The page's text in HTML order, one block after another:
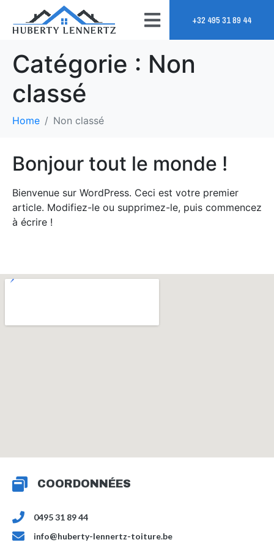
+32 495 31 89 44
Catégorie : Non
classé
Home Non classé
Bonjour tout le monde !
Bienvenue sur WordPress. Ceci est votre premier
article. Modifiez-le ou supprimez-le, puis commencez
à écrire !
COORDONNÉES
0495 31 89 44
info@huberty-lennertz-toiture.be